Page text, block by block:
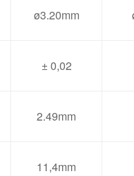
ø3.20mm
± 0,02
2.49mm
11,4mm